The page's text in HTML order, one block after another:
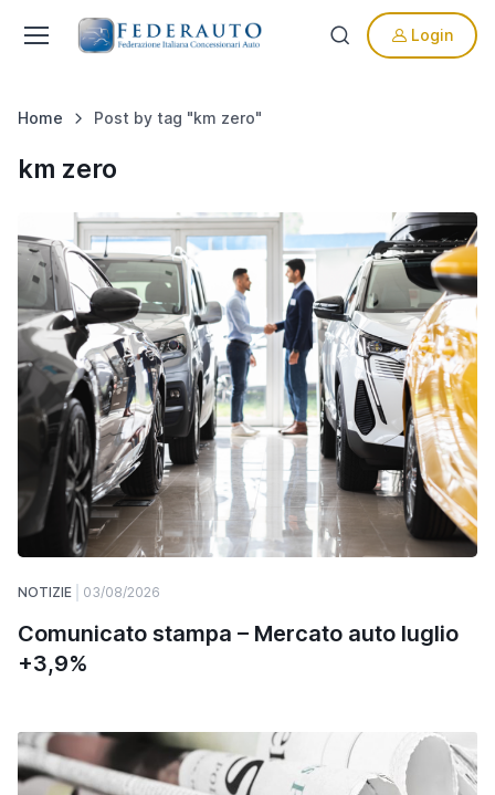
Login
Home Post by tag "km zero"
km zero
NOTIZIE 03/08/2026
Comunicato stampa – Mercato auto luglio
+3,9%